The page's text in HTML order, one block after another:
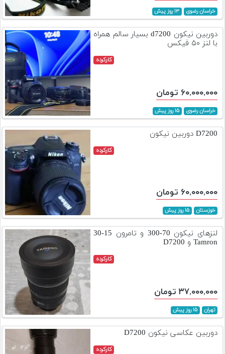
خراسان رضوی ۱۳ روز پیش
دوربین نیکون d7200 بسیار سالم همراه
با لنز ۵۰ فیکس
کارکرده
۶۰,۰۰۰,۰۰۰ تومان
خراسان رضوی ۱۵ روز پیش
D7200 دوربین نیکون
کارکرده
۶۰,۰۰۰,۰۰۰ تومان
خوزستان ۱۵ روز پیش
لنزهای نیکون 70-300 و تامرون 15-30
Tamron و D7200
کارکرده
۳۷,۰۰۰,۰۰۰ تومان
تهران ۱۵ روز پیش
دوربین عکاسی نیکون D7200
کارکرده